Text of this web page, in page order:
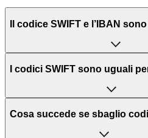
Il codice SWIFT e l’IBAN
L'acronimo SWIFT sta per
per l’elaborazione dei
Il BIC, invece, sta per “Bank
I codici SWIFT sono uguali
Dipende dalle banche. In
Cosa succede se sbaglio